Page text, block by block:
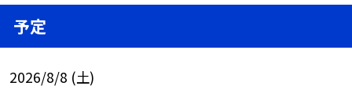
予定
2026/8/8 (土)